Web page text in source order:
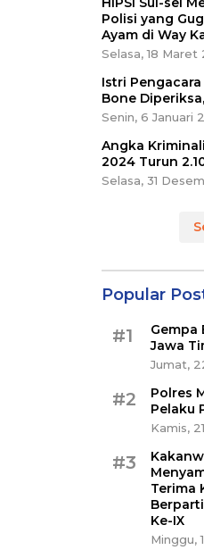
Polisi yang
Ayam di Way
Selasa, 18 Maret
Istri
Bone
Senin, 6 Januari
Angka
2024 Turun
Selasa, 31
Popular
#1
Gempa
Jawa
Jumat,
#2
Polres
Pelaku
Kamis,
#3
Terima
Ke-IX
Minggu,